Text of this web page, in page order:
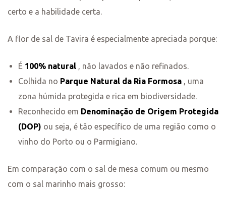
certo e a habilidade certa.
A flor de sal de Tavira é especialmente apreciada porque:
É 100% natural, não lavados e não refinados.
Colhida no Parque Natural da Ria Formosa, uma
zona húmida protegida e rica em biodiversidade.
Reconhecido em Denominação de Origem Protegida
(DOP) ou seja, é tão específico de uma região como o
vinho do Porto ou o Parmigiano.
Em comparação com o sal de mesa comum ou mesmo
com o sal marinho mais grosso: